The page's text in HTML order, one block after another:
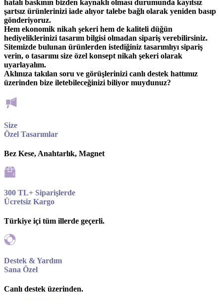
hatalı baskının bizden kaynaklı olması durumunda kayıtsız
şartsız ürünlerinizi iade alıyor talebe bağlı olarak yeniden basıp
gönderiyoruz.
Hem ekonomik nikah şekeri hem de kaliteli düğün
hediyeliklerinizi tasarım bilgisi olmadan sipariş verebilirsiniz.
Sitemizde bulunan ürünlerden istediğiniz tasarımlıyı sipariş
verin, o tasarımı size özel konsept nikah şekeri olarak
uyarlayalım.
Aklınıza takılan soru ve görüşlerinizi canlı destek hattımız
üzerinden bize iletebileceğinizi biliyor muydunuz?
Size
Özel Tasarımlar
Bez Kese, Anahtarlık, Magnet
300 TL+ Siparişlerde
Ücretsiz Kargo
Türkiye içi tüm illerde geçerli.
Destek & Yardım
Sana Özel
Canlı destek üzerinden.